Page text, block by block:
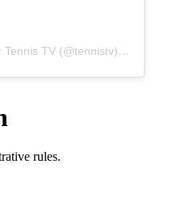
Une publication partagée par Tennis TV (@tennistv)
le